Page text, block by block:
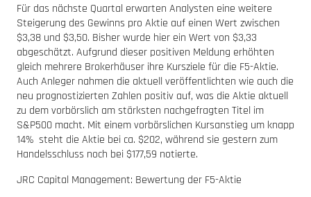
Für das nächste Quartal erwarten Analysten eine weitere
Steigerung des Gewinns pro Aktie auf einen Wert zwischen
$3,38 und $3,50. Bisher wurde hier ein Wert von $3,33
abgeschätzt. Aufgrund dieser positiven Meldung erhöhten
gleich mehrere Brokerhäuser ihre Kursziele für die F5-Aktie.
Auch Anleger nahmen die aktuell veröffentlichten wie auch die
neu prognostizierten Zahlen positiv auf, was die Aktie aktuell
zu dem vorbörslich am stärksten nachgefragten Titel im
S&P500 macht. Mit einem vorbörslichen Kursanstieg um knapp
14% steht die Aktie bei ca. $202, während sie gestern zum
Handelsschluss noch bei $177,59 notierte.
JRC Capital Management: Bewertung der F5-Aktie